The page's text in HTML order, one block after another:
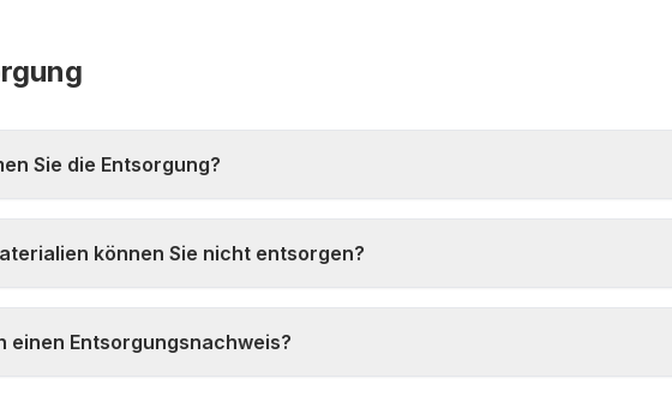
Sie die Entsorgung?
können Sie nicht entsorgen?
einen Entsorgungsnachweis?